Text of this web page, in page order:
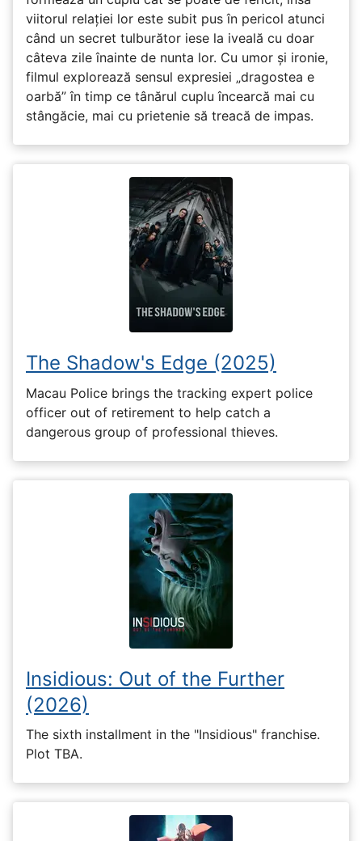
viitorul relației lor este subit pus în pericol atunci
când un secret tulburător iese la iveală cu doar
câteva zile înainte de nunta lor. Cu umor și ironie,
filmul explorează sensul expresiei „dragostea e
oarbă” în timp ce tânărul cuplu încearcă mai cu
stângăcie, mai cu prietenie să treacă de impas.
The Shadow's Edge (2025)
Macau Police brings the tracking expert police
officer out of retirement to help catch a
dangerous group of professional thieves.
Insidious: Out of the Further
(2026)
The sixth installment in the "Insidious" franchise.
Plot TBA.